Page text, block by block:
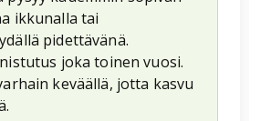
ikkunalla tai
pidettävänä.
joka toinen vuosi.
keväällä, jotta kasvu